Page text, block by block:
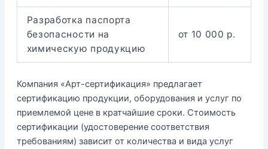
Разработка паспорта
безопасности на
химическую продукцию
от 10 000 р.
Компания «Арт-сертификация» предлагает
сертификацию продукции, оборудования и услуг по
приемлемой цене в кратчайшие сроки. Стоимость
сертификации (удостоверение соответствия
требованиям) зависит от количества и вида услуг